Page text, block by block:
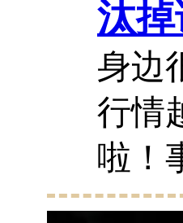
汰
身边
行情
啦！
现在